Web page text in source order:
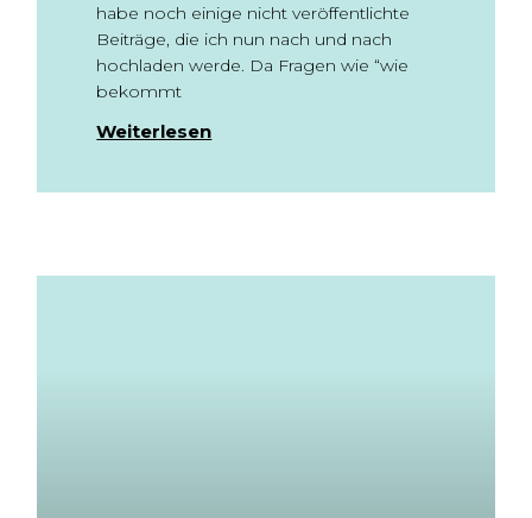
habe noch einige nicht veröffentlichte
Beiträge, die ich nun nach und nach
hochladen werde. Da Fragen wie “wie
bekommt
Weiterlesen